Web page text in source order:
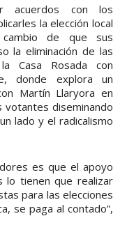
acuerdos con los
la elección local
de que sus
la eliminación de las
Casa Rosada con
donde explora un
Martín Llaryora en
votantes diseminando
lado y el radicalismo
es que el apoyo
lo tienen que realizar
para las elecciones
se paga al contado”,